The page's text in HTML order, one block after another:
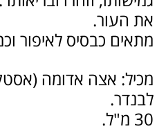
את העור.
מתאים כבסיס לאיפור
מכיל: אצה אדומה
לבנדר.
30 מ"ל.